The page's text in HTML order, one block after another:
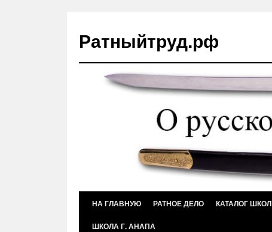
Ратныйтруд.рф
Перейти
НА ГЛАВНУЮ РАТНОЕ ДЕЛО КАТАЛОГ ШКОЛ
ШКОЛА Г. АНАПА